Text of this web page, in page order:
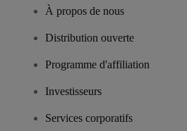
À propos de nous
Distribution ouverte
Programme d'affiliation
Investisseurs
Services corporatifs